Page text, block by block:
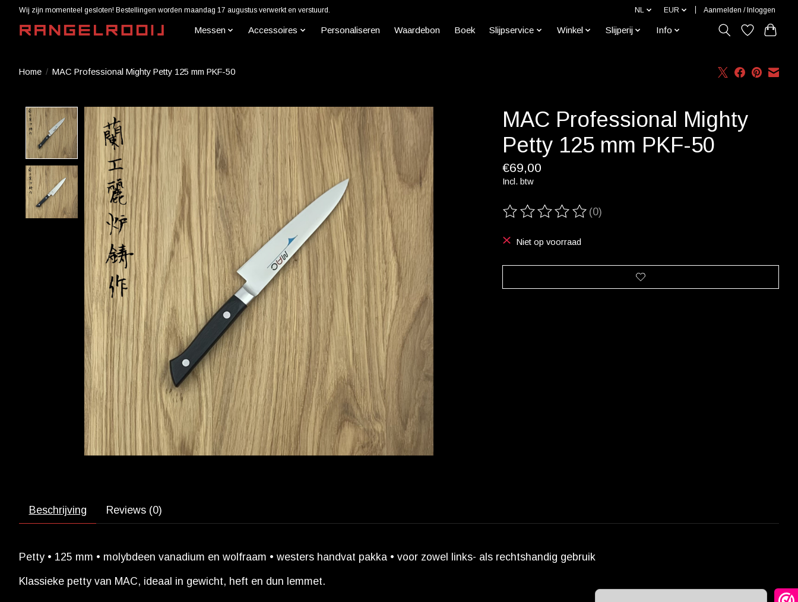
Wij zijn momenteel gesloten! Bestellingen worden maandag 17 augustus verwerkt en verstuurd. NL EUR Aanmelden / Inloggen
Messen Accessoires Personaliseren Waardebon Boek Slijpservice Winkel Slijperij Info
Home / MAC Professional Mighty Petty 125 mm PKF-50
Product image slideshow Items
MAC Professional Mighty
Petty 125 mm PKF-50
€69,00
Incl. btw
De beoordeling van dit product is
(0)
Niet op voorraad
Beschrijving Reviews (0)
Petty • 125 mm • molybdeen vanadium en wolfraam • westers handvat pakka • voor zowel links- als rechtshandig gebruik
Klassieke petty van MAC, ideaal in gewicht, heft en dun lemmet.